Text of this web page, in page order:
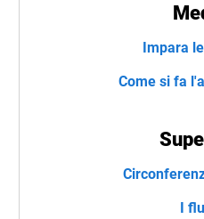
Impara
Come si fa
I